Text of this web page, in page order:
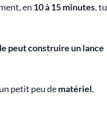
en 10 à 15 minutes, tu
peut construire un lance
petit peu dematériel,